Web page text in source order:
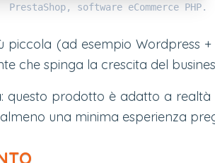
PrestaShop, software eCommerce PHP.
piccola (ad esempio Wordpress
che spinga la crescita del
: questo prodotto è adatto a
una minima esperienza